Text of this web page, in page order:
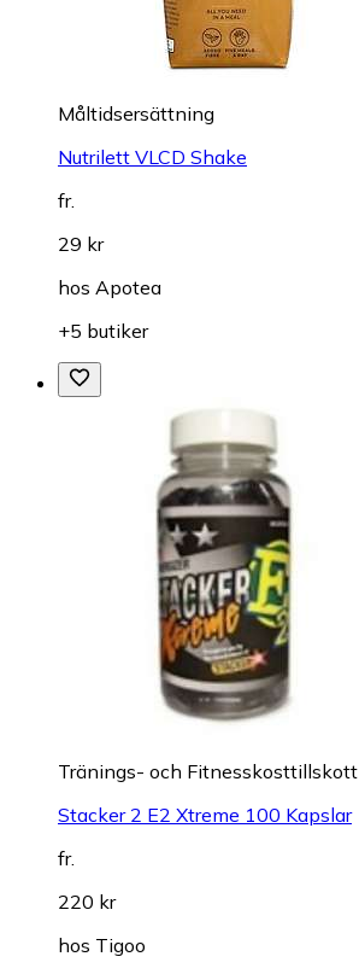
Måltidsersättning
Nutrilett VLCD Shake
fr.
29 kr
hos Apotea
+5 butiker
Tränings- och Fitnesskosttillskott
Stacker 2 E2 Xtreme 100 Kapslar
fr.
220 kr
hos Tigoo